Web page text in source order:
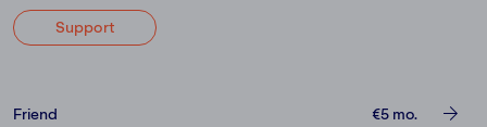
Support
Friend €5 mo.